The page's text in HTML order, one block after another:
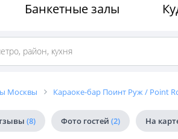
Банкетные залы
Москвы Караоке-бар Поинт Руж / Point
(8) Фото гостей (2) На